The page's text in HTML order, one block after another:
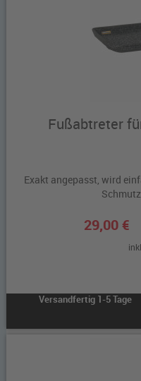
Fußabtreter
Exakt angepasst, wird
29,00 €
Versandfertig 1-5 Tage